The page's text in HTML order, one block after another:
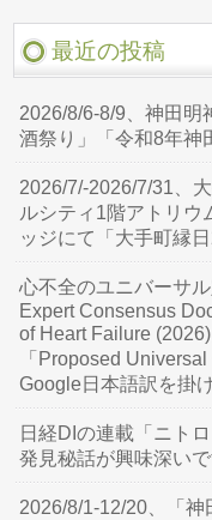
最近の投稿
2026/8/6-8/9、神田
酒祭り」「令和8年神
2026/7/-2026/7/31、
ルシティ1階アトリウ
ッジにて「大手町縁
心不全のユニバーサ
Expert Consensus
of Heart Failure
「Proposed
Google日本語訳を掛
日経DIの連載「ニト
発見秘話が興味深いで
2026/8/1-12/20、「